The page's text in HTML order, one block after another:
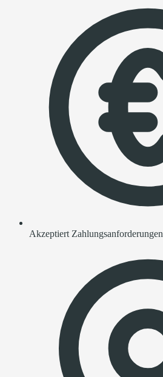
Akzeptiert Zahlungsanforderungen